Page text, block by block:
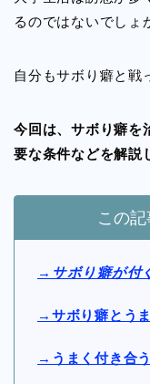
るのではないでしょ
自分もサボり癖と戦
今回は、サボり癖を
要な条件などを解説
この
→サボり癖が付
→サボり癖とう
→うまく付き合